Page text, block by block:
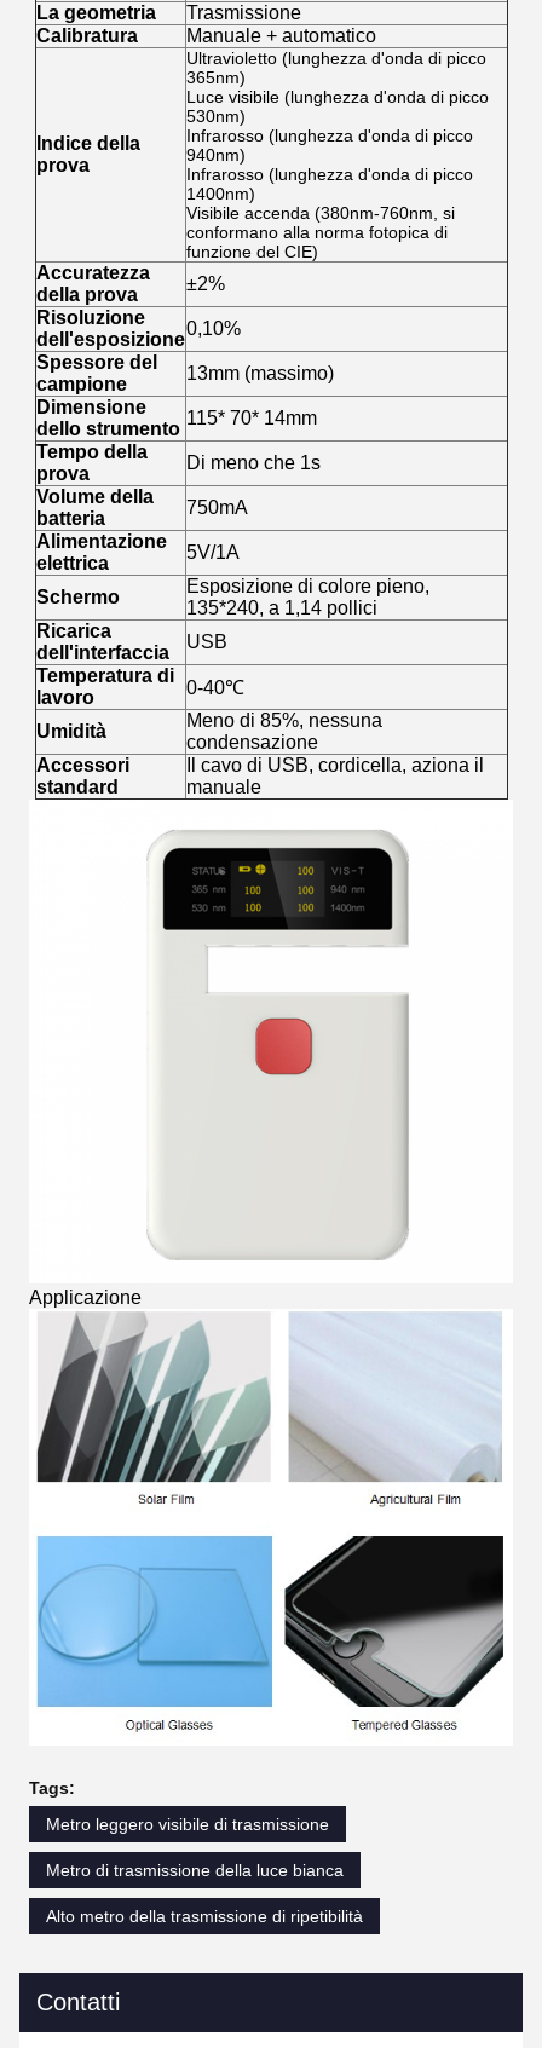
La geometria
Trasmissione
Calibratura
Manuale + automatico
Indice della
prova
Ultravioletto (lunghezza d'onda di picco
365nm)
Luce visibile (lunghezza d'onda di picco
530nm)
Infrarosso (lunghezza d'onda di picco
940nm)
Infrarosso (lunghezza d'onda di picco
1400nm)
Visibile accenda (380nm-760nm, si
conformano alla norma fotopica di
funzione del CIE)
Accuratezza
della prova
±2%
Risoluzione
dell'esposizione
0,10%
Spessore del
campione
13mm (massimo)
Dimensione
dello strumento
115* 70* 14mm
Tempo della
prova
Di meno che 1s
Volume della
batteria
750mA
Alimentazione
elettrica
5V/1A
Schermo
Esposizione di colore pieno,
135*240, a 1,14 pollici
Ricarica
dell'interfaccia
USB
Temperatura di
lavoro
0-40℃
Umidità
Meno di 85%, nessuna
condensazione
Accessori
standard
Il cavo di USB, cordicella, aziona il
manuale
Applicazione
Tags:
Metro leggero visibile di trasmissione
Metro di trasmissione della luce bianca
Alto metro della trasmissione di ripetibilità
Contatti